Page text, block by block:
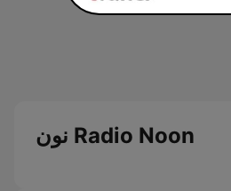
نون Radio Noon